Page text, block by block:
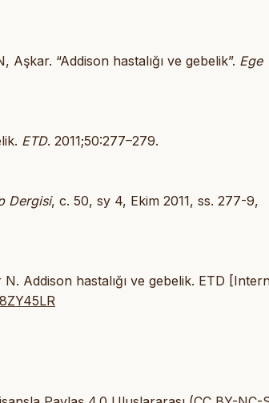
“Addison hastalığı ve gebelik”. Ege
ETD. 2011;50:277–279.
Dergisi, c. 50, sy 4, Ekim 2011, ss. 277-9,
Addison hastalığı ve gebelik. ETD